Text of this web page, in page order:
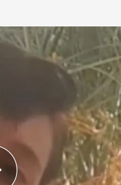
secta en Perú,
por
a su captor
Félix Esteven